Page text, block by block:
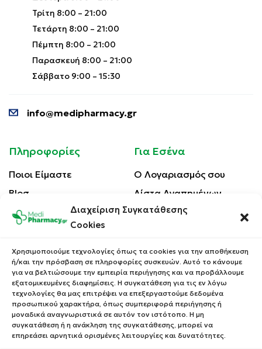
Διαχείριση Συγκατάθεσης
Cookies
Χρησιμοποιούμε τεχνολογίες όπως τα cookies για την αποθήκευση
ή/και την πρόσβαση σε πληροφορίες συσκευών. Αυτό το κάνουμε
για να βελτιώσουμε την εμπειρία περιήγησης και να προβάλλουμε
εξατομικευμένες διαφημίσεις. Η συγκατάθεση για τις εν λόγω
τεχνολογίες θα μας επιτρέψει να επεξεργαστούμε δεδομένα
προσωπικού χαρακτήρα, όπως συμπεριφορά περιήγησης ή
μοναδικά αναγνωριστικά σε αυτόν τον ιστότοπο. Η μη
συγκατάθεση ή η ανάκληση της συγκατάθεσης, μπορεί να
επηρεάσει αρνητικά ορισμένες λειτουργίες και δυνατότητες.
Τρίτη 8:00 – 21:00
Τετάρτη 8:00 – 21:00
Πέμπτη 8:00 – 21:00
Παρασκευή 8:00 – 21:00
Σάββατο 9:00 – 15:30
info@medipharmacy.gr
Πληροφορίες
Ποιοι Είμαστε
Blog
Επικοινωνία
Πολιτική Απορρήτου
Τρόποι Αποστολής
Τρόποι Πληρωμής
Επιστροφές Προϊόντων
Για Εσένα
Ο Λογαριασμός σου
Λίστα Αγαπημένων
Οι Παραγγελίες σου
Κέρδισε Κουπόνι
Έκπτωσης